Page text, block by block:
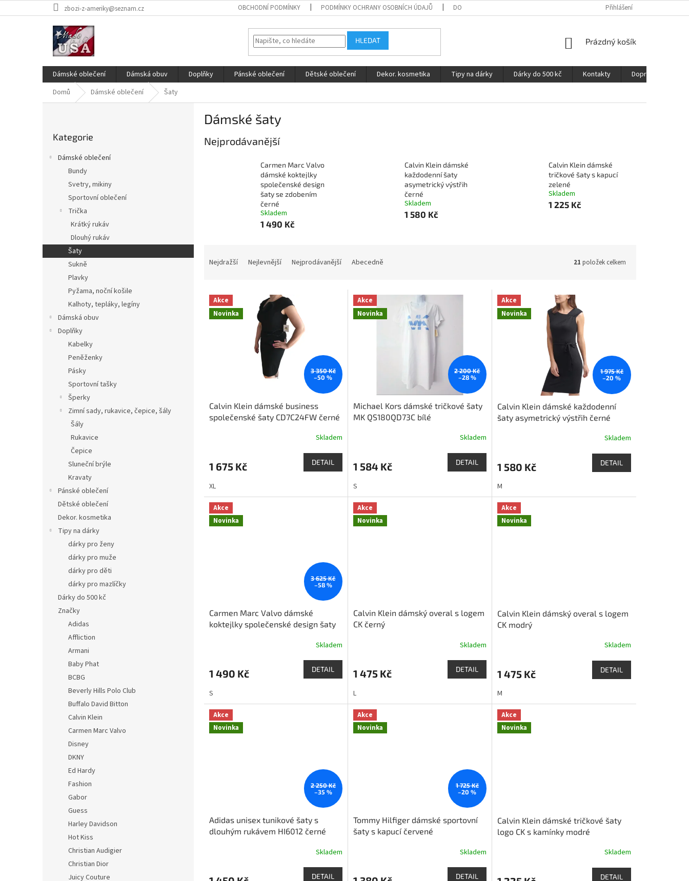
na
zbozi-z-ameriky@seznam.cz OBCHODNÍ PODMÍNKY PODMÍNKY OCHRANY OSOBNÍCH ÚDAJŮ DOPRAVA A PLATBA OZNAČENÍ MATERIÁLŮ
Přihlášení
HLEDAT
NÁKUPNÍ
Prázdný košík
Dámské oblečení Dámská obuv Doplňky Pánské oblečení Dětské oblečení Dekor. kosmetika Tipy na dárky Dárky do 500 kč Kontakty
Doprava a platba
Domů
Dámské oblečení Šaty
e
l
kategorie
Kategorie
Dámské oblečení
Bundy
Svetry, mikiny
Sportovní oblečení
Trička
Krátký rukáv
Dlouhý rukáv
Šaty
Sukně
Plavky
Pyžama, noční košile
Kalhoty, tepláky, legíny
Dámská obuv
Doplňky
Kabelky
Peněženky
Pásky
Sportovní tašky
Šperky
Zimní sady, rukavice, čepice, šály
Šály
Rukavice
Čepice
Sluneční brýle
Kravaty
Pánské oblečení
Dětské oblečení
Dekor. kosmetika
Tipy na dárky
dárky pro ženy
dárky pro muže
dárky pro děti
dárky pro mazlíčky
Dárky do 500 kč
Značky
Adidas
Affliction
Armani
Baby Phat
BCBG
Beverly Hills Polo Club
Buffalo David Bitton
Calvin Klein
Carmen Marc Valvo
Disney
DKNY
Ed Hardy
Fashion
Gabor
Guess
Harley Davidson
Hot Kiss
Christian Audigier
Christian Dior
Juicy Couture
Dámské šaty
Nejprodávanější
Carmen Marc Valvo
dámské koktejlky
společenské design
šaty se zdobením
černé
Skladem
1 490 Kč
Calvin Klein dámské
každodenní šaty
asymetrický výstřih
černé
Skladem
1 580 Kč
Calvin Klein dámské
tričkové šaty s kapucí
zelené
Skladem
1 225 Kč
n
p
Nejdražší Nejlevnější Nejprodávanější Abecedně 21 položek celkem
V
p
Akce
Novinka
3 350 Kč
–50 %
Calvin Klein dámské business
společenské šaty CD7C24FW černé
Skladem
1 675 Kč DETAIL
XL
Akce
Novinka
2 200 Kč
–28 %
Michael Kors dámské tričkové šaty
MK QS180QD73C bílé
Skladem
1 584 Kč DETAIL
S
Akce
Novinka
1 975 Kč
–20 %
Calvin Klein dámské každodenní
šaty asymetrický výstřih černé
Skladem
1 580 Kč DETAIL
M
Akce
Novinka
3 625 Kč
–58 %
Carmen Marc Valvo dámské
koktejlky společenské design šaty
Skladem
1 490 Kč DETAIL
S
Akce
Novinka
Calvin Klein dámský overal s logem
CK černý
Skladem
1 475 Kč DETAIL
L
Akce
Novinka
Calvin Klein dámský overal s logem
CK modrý
Skladem
1 475 Kč DETAIL
M
Akce
Novinka
2 250 Kč
–35 %
Adidas unisex tunikové šaty s
dlouhým rukávem HI6012 černé
Skladem
DETAIL
Akce
Novinka
1 725 Kč
–20 %
Tommy Hilfiger dámské sportovní
šaty s kapucí červené
Skladem
DETAIL
Akce
Novinka
Calvin Klein dámské tričkové šaty
logo CK s kamínky modré
Skladem
DETAIL